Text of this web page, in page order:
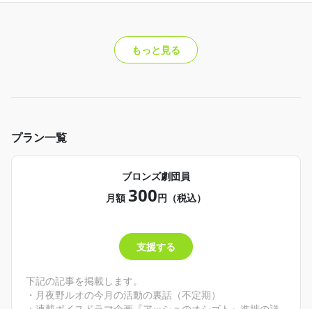
もっと見る
プラン一覧
ブロンズ劇団員
月額 300円（税込）
支援する
下記の記事を掲載します。
・月夜野ルオの今月の活動の裏話（不定期）